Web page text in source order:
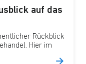
auf das
Rückblick
Hier im